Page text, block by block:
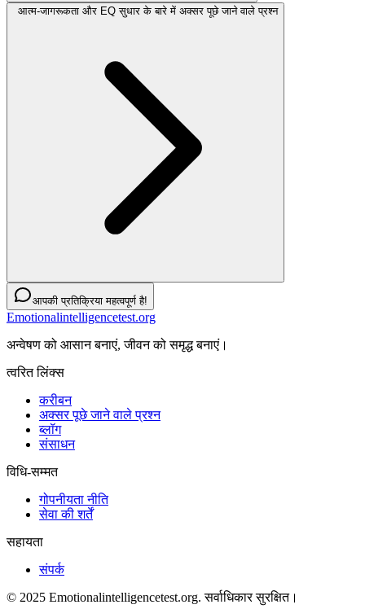
आत्म-जागरूकता और EQ सुधार के बारे में अक्सर पूछे जाने वाले प्रश्न
आपकी प्रतिक्रिया महत्वपूर्ण है!
Emotionalintelligencetest.org
अन्वेषण को आसान बनाएं, जीवन को समृद्ध बनाएं।
त्वरित लिंक्स
करीबन
अक्सर पूछे जाने वाले प्रश्न
ब्लॉग
संसाधन
विधि-सम्‍मत
गोपनीयता नीति
सेवा की शर्तें
सहायता
संपर्क
© 2025 Emotionalintelligencetest.org. सर्वाधिकार सुरक्षित।